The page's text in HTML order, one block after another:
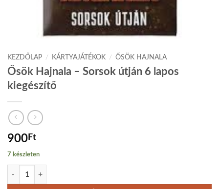
KEZDŐLAP / KÁRTYAJÁTÉKOK / ŐSÖK HAJNALA
Ősök Hajnala – Sorsok útján 6 lapos
kiegészítő
900Ft
7 készleten
Ősök Hajnala - Sorsok útján 6 lapos kiegészítő mennyiség